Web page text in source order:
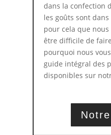
dans la confection
les goûts sont dans
pour cela que nous
être difficile de faire
pourquoi nous
guide intégral des
disponibles sur